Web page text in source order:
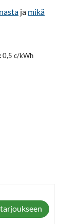
ja mikä
0,5 c/kWh